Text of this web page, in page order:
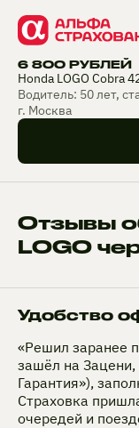
6 800 РУБЛЕЙ
Honda LOGO Cobra
Водитель: 50 лет,
г. Москва
Отзывы
LOGO
Удобство
«Решил заранее
зашёл на
Гарантия»),
Страховка
очередей и